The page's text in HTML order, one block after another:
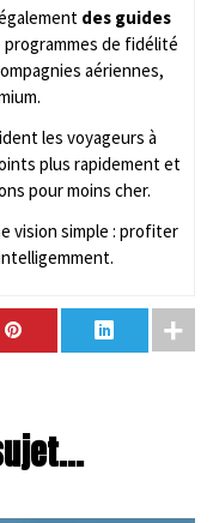
des guides
programmes de fidélité
aériennes,
les voyageurs à
plus rapidement et
pour moins cher.
vision simple : profiter